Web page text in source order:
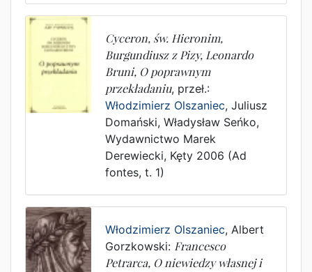
Cyceron, św. Hieronim,
Burgundiusz z Pizy, Leonardo
Bruni, O poprawnym
przekładaniu, przeł.:
Włodzimierz Olszaniec, Juliusz
Domański, Władysław Seńko,
Wydawnictwo Marek
Derewiecki, Kęty 2006 (Ad
fontes, t. 1)
Włodzimierz Olszaniec, Albert
Gorzkowski: Francesco
Petrarca, O niewiedzy własnej i